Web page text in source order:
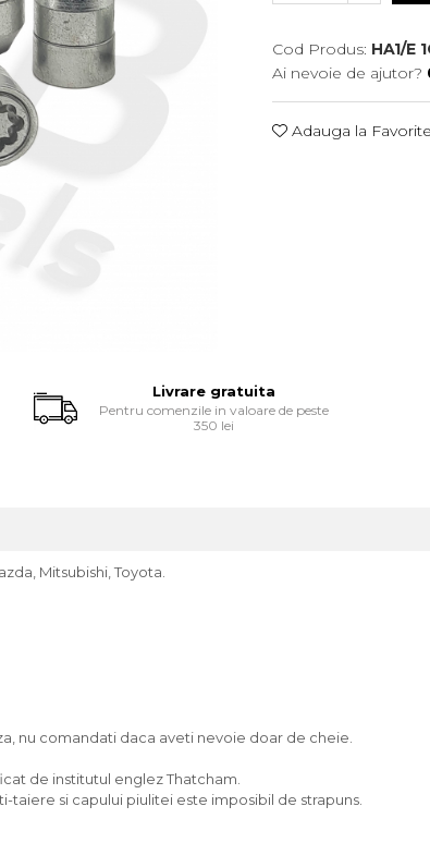
Cod Produs: HA1/E
Ai nevoie de ajutor?
Adauga la
Livrare gratuita
Pentru comenzile in valoare de peste
350 lei
Mitsubishi, Toyota.
nu comandati daca aveti nevoie doar de cheie.
de institutul englez Thatcham.
si capului piulitei este imposibil de strapuns.